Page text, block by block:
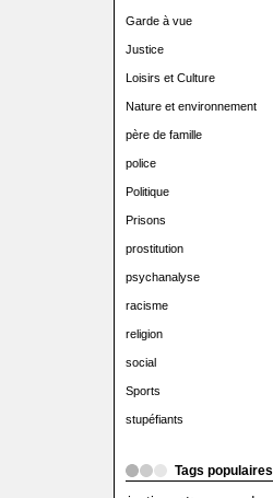
Garde à vue
Justice
Loisirs et Culture
Nature et environnement
père de famille
police
Politique
Prisons
prostitution
psychanalyse
racisme
religion
social
Sports
stupéfiants
Tags populaires